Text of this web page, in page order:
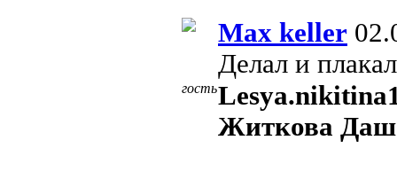
Max keller
Делал и
гость
Житкова